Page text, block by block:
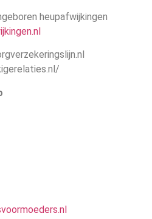
heupafwijkingen